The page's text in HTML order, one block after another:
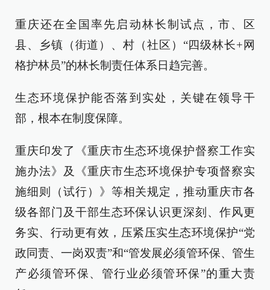
重庆还在全国率先启动林长制试点，市、区
县、乡镇（街道）、村（社区）“四级林长+网
格护林员”的林长制责任体系日趋完善。
生态环境保护能否落到实处，关键在领导干
部，根本在制度保障。
重庆印发了《重庆市生态环境保护督察工作实
施办法》及《重庆市生态环境保护专项督察实
施细则（试行）》等相关规定，推动重庆市各
级各部门及干部生态环保认识更深刻、作风更
务实、行动更有效，压紧压实生态环境保护“党
政同责、一岗双责”和“管发展必须管环保、管生
产必须管环保、管行业必须管环保”的重大责